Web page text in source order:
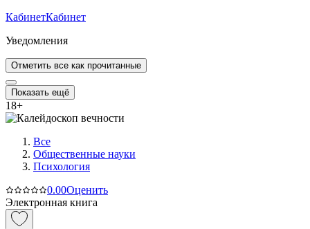
КабинетКабинет
Уведомления
Отметить все как прочитанные
Показать ещё
18+
Все
Общественные науки
Психология
0.00Оценить
Электронная книга